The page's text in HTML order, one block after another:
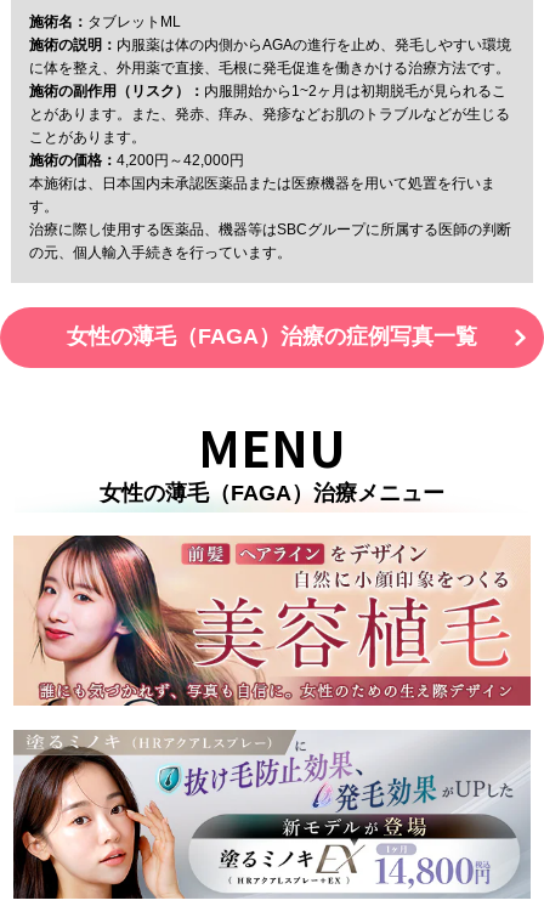
施術名： タブレットML
施術の説明： 内服薬は体の内側からAGAの進行を止め、発毛しやすい環境
に体を整え、外用薬で直接、毛根に発毛促進を働きかける治療方法です。
施術の副作用（リスク）： 内服開始から1~2ヶ月は初期脱毛が見られるこ
とがあります。また、発赤、痒み、発疹などお肌のトラブルなどが生じる
ことがあります。
施術の価格： 4,200円～42,000円
本施術は、日本国内未承認医薬品または医療機器を用いて処置を行いま
す。
治療に際し使用する医薬品、機器等はSBCグループに所属する医師の判断
の元、個人輸入手続きを行っています。
女性の薄毛（FAGA）治療の症例写真一覧
MENU
女性の薄毛（FAGA）治療メニュー